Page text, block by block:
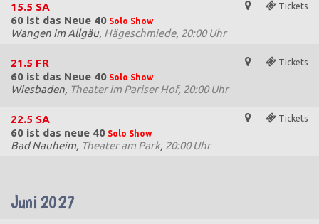
Tickets
15.5 SA
60 ist das Neue 40 Solo Show
Wangen im Allgäu, Hägeschmiede, 20:00 Uhr
Tickets
21.5 FR
60 ist das Neue 40 Solo Show
Wiesbaden, Theater im Pariser Hof, 20:00 Uhr
Tickets
22.5 SA
60 ist das neue 40 Solo Show
Bad Nauheim, Theater am Park, 20:00 Uhr
Juni 2027